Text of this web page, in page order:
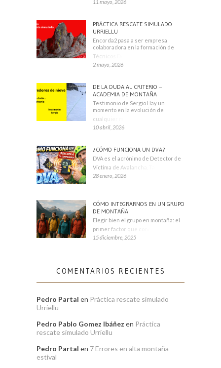
11 mayo, 2026
PRÁCTICA RESCATE SIMULADO
URRIELLU
Encorda2 pasa a ser empresa
colaboradora en la formación de
Técnicos Deportivos
2 mayo, 2026
DE LA DUDA AL CRITERIO –
ACADEMIA DE MONTAÑA
Testimonio de Sergio Hay un
momento en la evolución de
cualquier montañero
10 abril, 2026
¿CÓMO FUNCIONA UN DVA?
DVA es el acrónimo de Detector de
Víctima de Avalancha. También se
28 enero, 2026
CÓMO INTEGRARNOS EN UN GRUPO
DE MONTAÑA
Elegir bien el grupo en montaña: el
primer factor que condiciona tu
15 diciembre, 2025
COMENTARIOS RECIENTES
Pedro Partal en Práctica rescate simulado
Urriellu
Pedro Pablo Gomez Ibáñez en Práctica
rescate simulado Urriellu
Pedro Partal en 7 Errores en alta montaña
estival